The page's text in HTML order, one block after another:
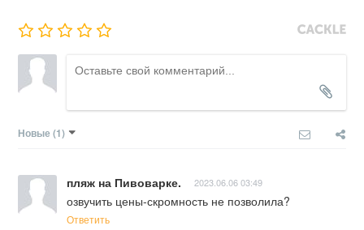
Новые (1)
пляж на Пивоварке. 2023.06.06 03:49
озвучить цены-скромность не позволила?
Ответить